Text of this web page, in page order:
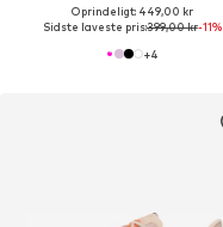
Oprindeligt: 449,00 kr
Sidste laveste pris:399,00 kr-11%
+4